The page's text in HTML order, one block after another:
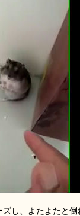
し、よたよたと